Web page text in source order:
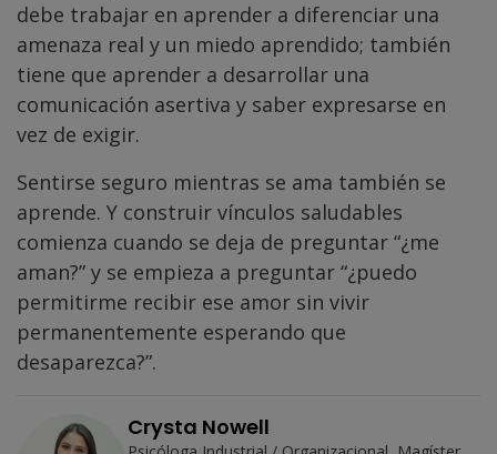
debe trabajar en aprender a diferenciar una
amenaza real y un miedo aprendido; también
tiene que aprender a desarrollar una
comunicación asertiva y saber expresarse en
vez de exigir.
Sentirse seguro mientras se ama también se
aprende. Y construir vínculos saludables
comienza cuando se deja de preguntar “¿me
aman?” y se empieza a preguntar “¿puedo
permitirme recibir ese amor sin vivir
permanentemente esperando que
desaparezca?”.
Crysta Nowell